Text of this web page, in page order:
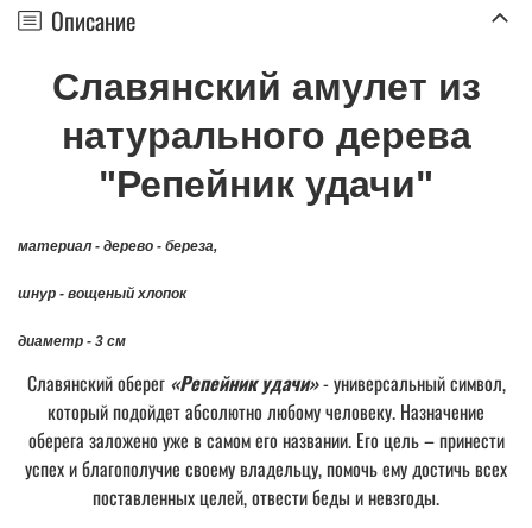
Описание
Славянский амулет из
натурального дерева
"Репейник удачи"
материал - дерево - береза,
шнур - вощеный хлопок
диаметр - 3 см
Славянский оберег «Репейник удачи»- универсальный символ,
который подойдет абсолютно любому человеку. Назначение
оберега заложено уже в самом его названии. Его цель – принести
успех и благополучие своему владельцу, помочь ему достичь всех
поставленных целей, отвести беды и невзгоды.